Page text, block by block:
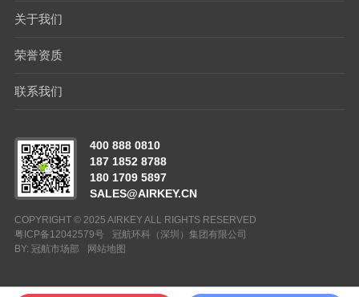
关于我们
荣誉资质
联系我们
400 888 0810
187 1852 8788
180 1709 5897
SALES@AIRKEY.CN
COPYRIGHT © 2025 AIRKEY ALL RIGHTS RESERVED
粤ICP备12042579号
冠航环科（深圳）集团有限公司
BY: 冠航市场部
网站地图